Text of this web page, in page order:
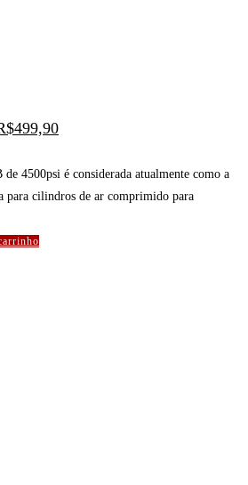
499,90O
preço
é:
R$499,90.
4500psi é considerada atualmente como a
para cilindros de ar comprimido para